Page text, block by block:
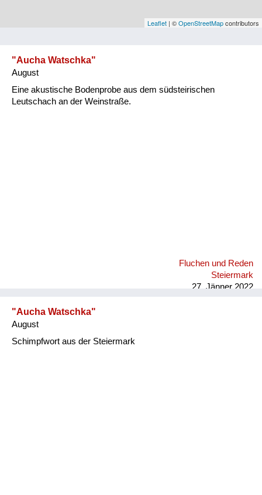
Vorarlberg
Natur und Landwirtschaft
Leaflet | ©OpenStreetMapcontributors
"Aucha Watschka"
August
Eine akustische Bodenprobe aus dem südsteirischen
Leutschach an der Weinstraße.
Fluchen und Reden
Steiermark
27. Jänner 2022
"Aucha Watschka"
August
Schimpfwort aus der Steiermark